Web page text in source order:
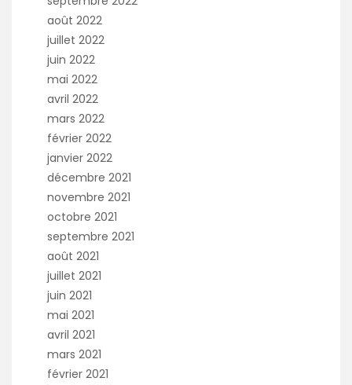
août 2022
juillet 2022
juin 2022
mai 2022
avril 2022
mars 2022
février 2022
janvier 2022
décembre 2021
novembre 2021
octobre 2021
septembre 2021
août 2021
juillet 2021
juin 2021
mai 2021
avril 2021
mars 2021
février 2021